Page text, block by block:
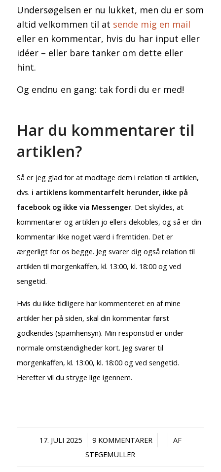
Undersøgelsen er nu lukket, men du er som
altid velkommen til at sende mig en mail
eller en kommentar, hvis du har input eller
idéer – eller bare tanker om dette eller
hint.
Og endnu en gang: tak fordi du er med!
Har du kommentarer til
artiklen?
Så er jeg glad for at modtage dem i relation til artiklen,
dvs. i artiklens kommentarfelt herunder, ikke på
facebook og ikke via Messenger. Det skyldes, at
kommentarer og artiklen jo ellers dekobles, og så er din
kommentar ikke noget værd i fremtiden. Det er
ærgerligt for os begge. Jeg svarer dig også relation til
artiklen til morgenkaffen, kl. 13:00, kl. 18:00 og ved
sengetid.
Hvis du ikke tidligere har kommenteret en af mine
artikler her på siden, skal din kommentar først
godkendes (spamhensyn). Min responstid er under
normale omstændigheder kort. Jeg svarer til
morgenkaffen, kl. 13:00, kl. 18:00 og ved sengetid.
Herefter vil du stryge lige igennem.
17. JULI 2025
/ 9 KOMMENTARER
/ /
AF
STEGEMÜLLER